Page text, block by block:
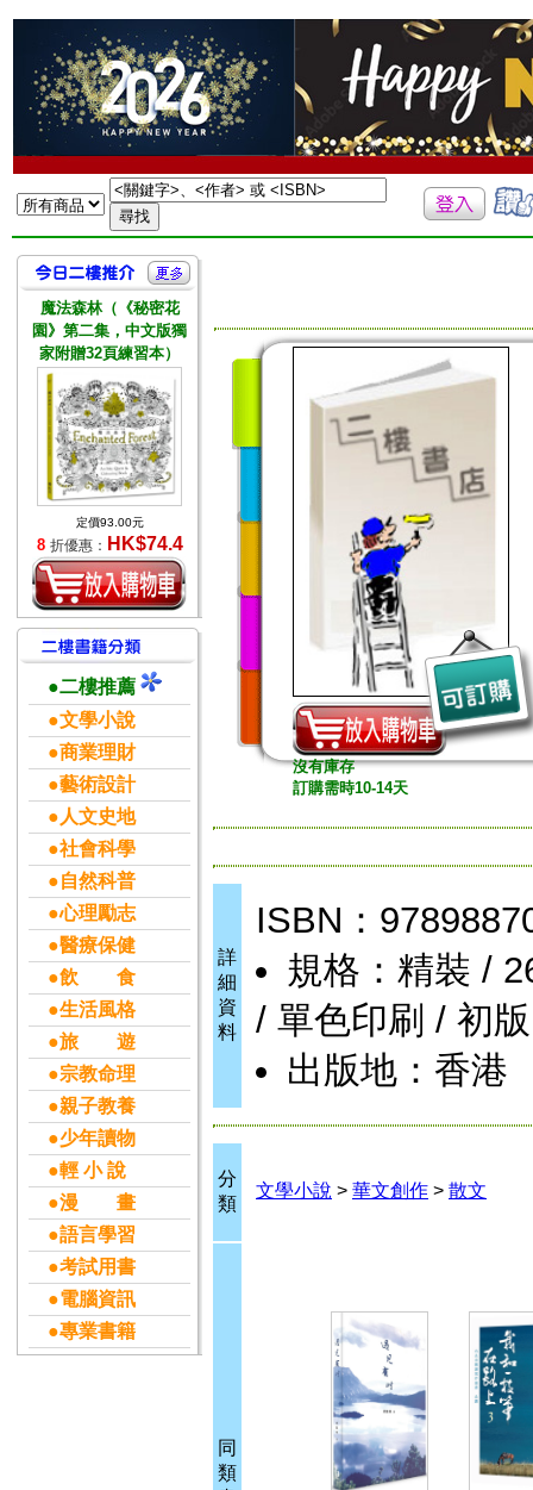
魔法森林（《秘密花
園》第二集，中文版獨
家附贈32頁練習本）
定價93.00元
8 折優惠： HK$74.4
●二樓推薦
●文學小說
●商業理財
●藝術設計
●人文史地
●社會科學
●自然科普
●心理勵志
●醫療保健
●飲 食
●生活風格
●旅 遊
●宗教命理
●親子教養
●少年讀物
●輕 小 說
●漫 畫
●語言學習
●考試用書
●電腦資訊
●專業書籍
沒有庫存
訂購需時10-14天
詳
細
資
料
ISBN：
規格：精裝 /
/ 單色印刷 / 初版
出版地：香港
分
類
文學小說 > 華文創作 > 散文
同
類